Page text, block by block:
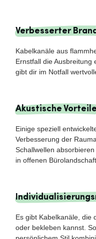
Verbesserter
Kabelkanäle aus
Ernstfall die Ausbreitung
gibt dir im Notfall
Akustische Vorteile
Einige speziell
Verbesserung der
Schallwellen
in offenen
Es gibt Kabelkanäle, die
oder bekleben kannst.